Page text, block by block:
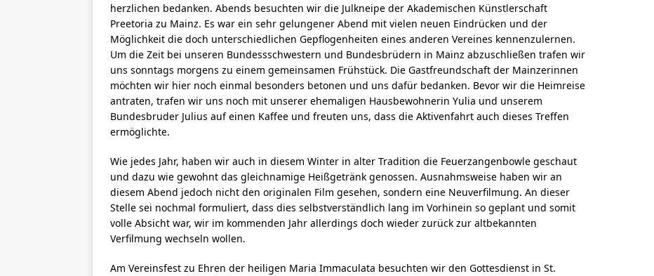
herzlichen bedanken. Abends besuchten wir die Julkneipe der Akademischen Künstlerschaft
Preetoria zu Mainz. Es war ein sehr gelungener Abend mit vielen neuen Eindrücken und der
Möglichkeit die doch unterschiedlichen Gepflogenheiten eines anderen Vereines kennenzulernen.
Um die Zeit bei unseren Bundessschwestern und Bundesbrüdern in Mainz abzuschließen trafen wir
uns sonntags morgens zu einem gemeinsamen Frühstück. Die Gastfreundschaft der Mainzerinnen
möchten wir hier noch einmal besonders betonen und uns dafür bedanken. Bevor wir die Heimreise
antraten, trafen wir uns noch mit unserer ehemaligen Hausbewohnerin Yulia und unserem
Bundesbruder Julius auf einen Kaffee und freuten uns, dass die Aktivenfahrt auch dieses Treffen
ermöglichte.
Wie jedes Jahr, haben wir auch in diesem Winter in alter Tradition die Feuerzangenbowle geschaut
und dazu wie gewohnt das gleichnamige Heißgetränk genossen. Ausnahmsweise haben wir an
diesem Abend jedoch nicht den originalen Film gesehen, sondern eine Neuverfilmung. An dieser
Stelle sei nochmal formuliert, dass dies selbstverständlich lang im Vorhinein so geplant und somit
volle Absicht war, wir im kommenden Jahr allerdings doch wieder zurück zur altbekannten
Verfilmung wechseln wollen.
Am Vereinsfest zu Ehren der heiligen Maria Immaculata besuchten wir den Gottesdienst in St.